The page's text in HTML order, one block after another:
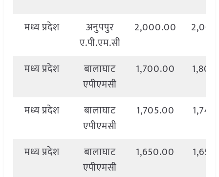
मध्य प्रदेश
अनुपपुर
ए.पी.एम.सी
2,000.00
मध्य प्रदेश
बालाघाट
एपीएमसी
1,700.00
मध्य प्रदेश
बालाघाट
एपीएमसी
1,705.00
मध्य प्रदेश
बालाघाट
एपीएमसी
1,650.00